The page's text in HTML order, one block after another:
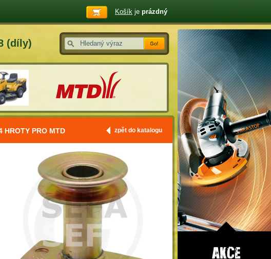
(díly)
Košík je prázdný
zpět do katalogu
HROTY PRO MTD